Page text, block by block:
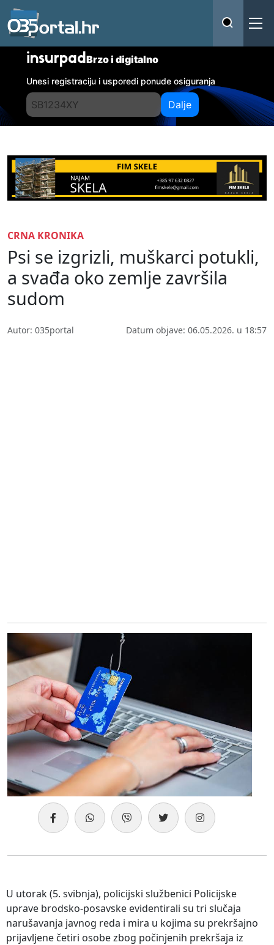
insurpadBrzo i digitalno
Unesi registraciju i usporedi ponude osiguranja
Dalje
CRNA KRONIKA
Psi se izgrizli, muškarci potukli,
a svađa oko zemlje završila
sudom
Autor: 035portal Datum objave: 06.05.2026. u 18:57
U utorak (5. svibnja), policijski službenici Policijske
uprave brodsko-posavske evidentirali su tri slučaja
narušavanja javnog reda i mira u kojima su prekršajno
prijavljene četiri osobe zbog počinjenih prekršaja iz